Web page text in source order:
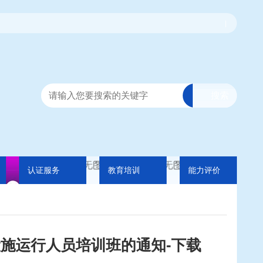
认证服务 教育培训 能力评价
运行人员培训班的通知-下载